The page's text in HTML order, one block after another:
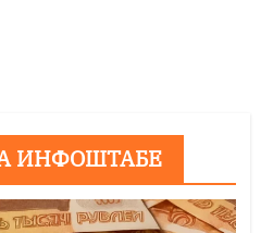
ИНФОШТАБЕ